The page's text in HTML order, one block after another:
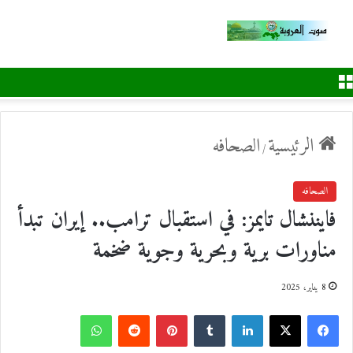
الرئيسية/الصحافه
الصحافه
فايننشال تايمز: في استقبال ترامب.. إيران تبدأ
مناورات برية وبحرية وجوية ضخمة
8 يناير، 2025